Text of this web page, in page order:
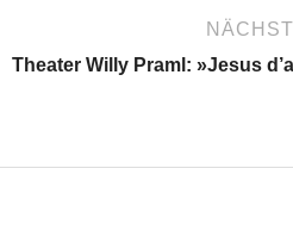
Theater Willy Praml: »Jesus